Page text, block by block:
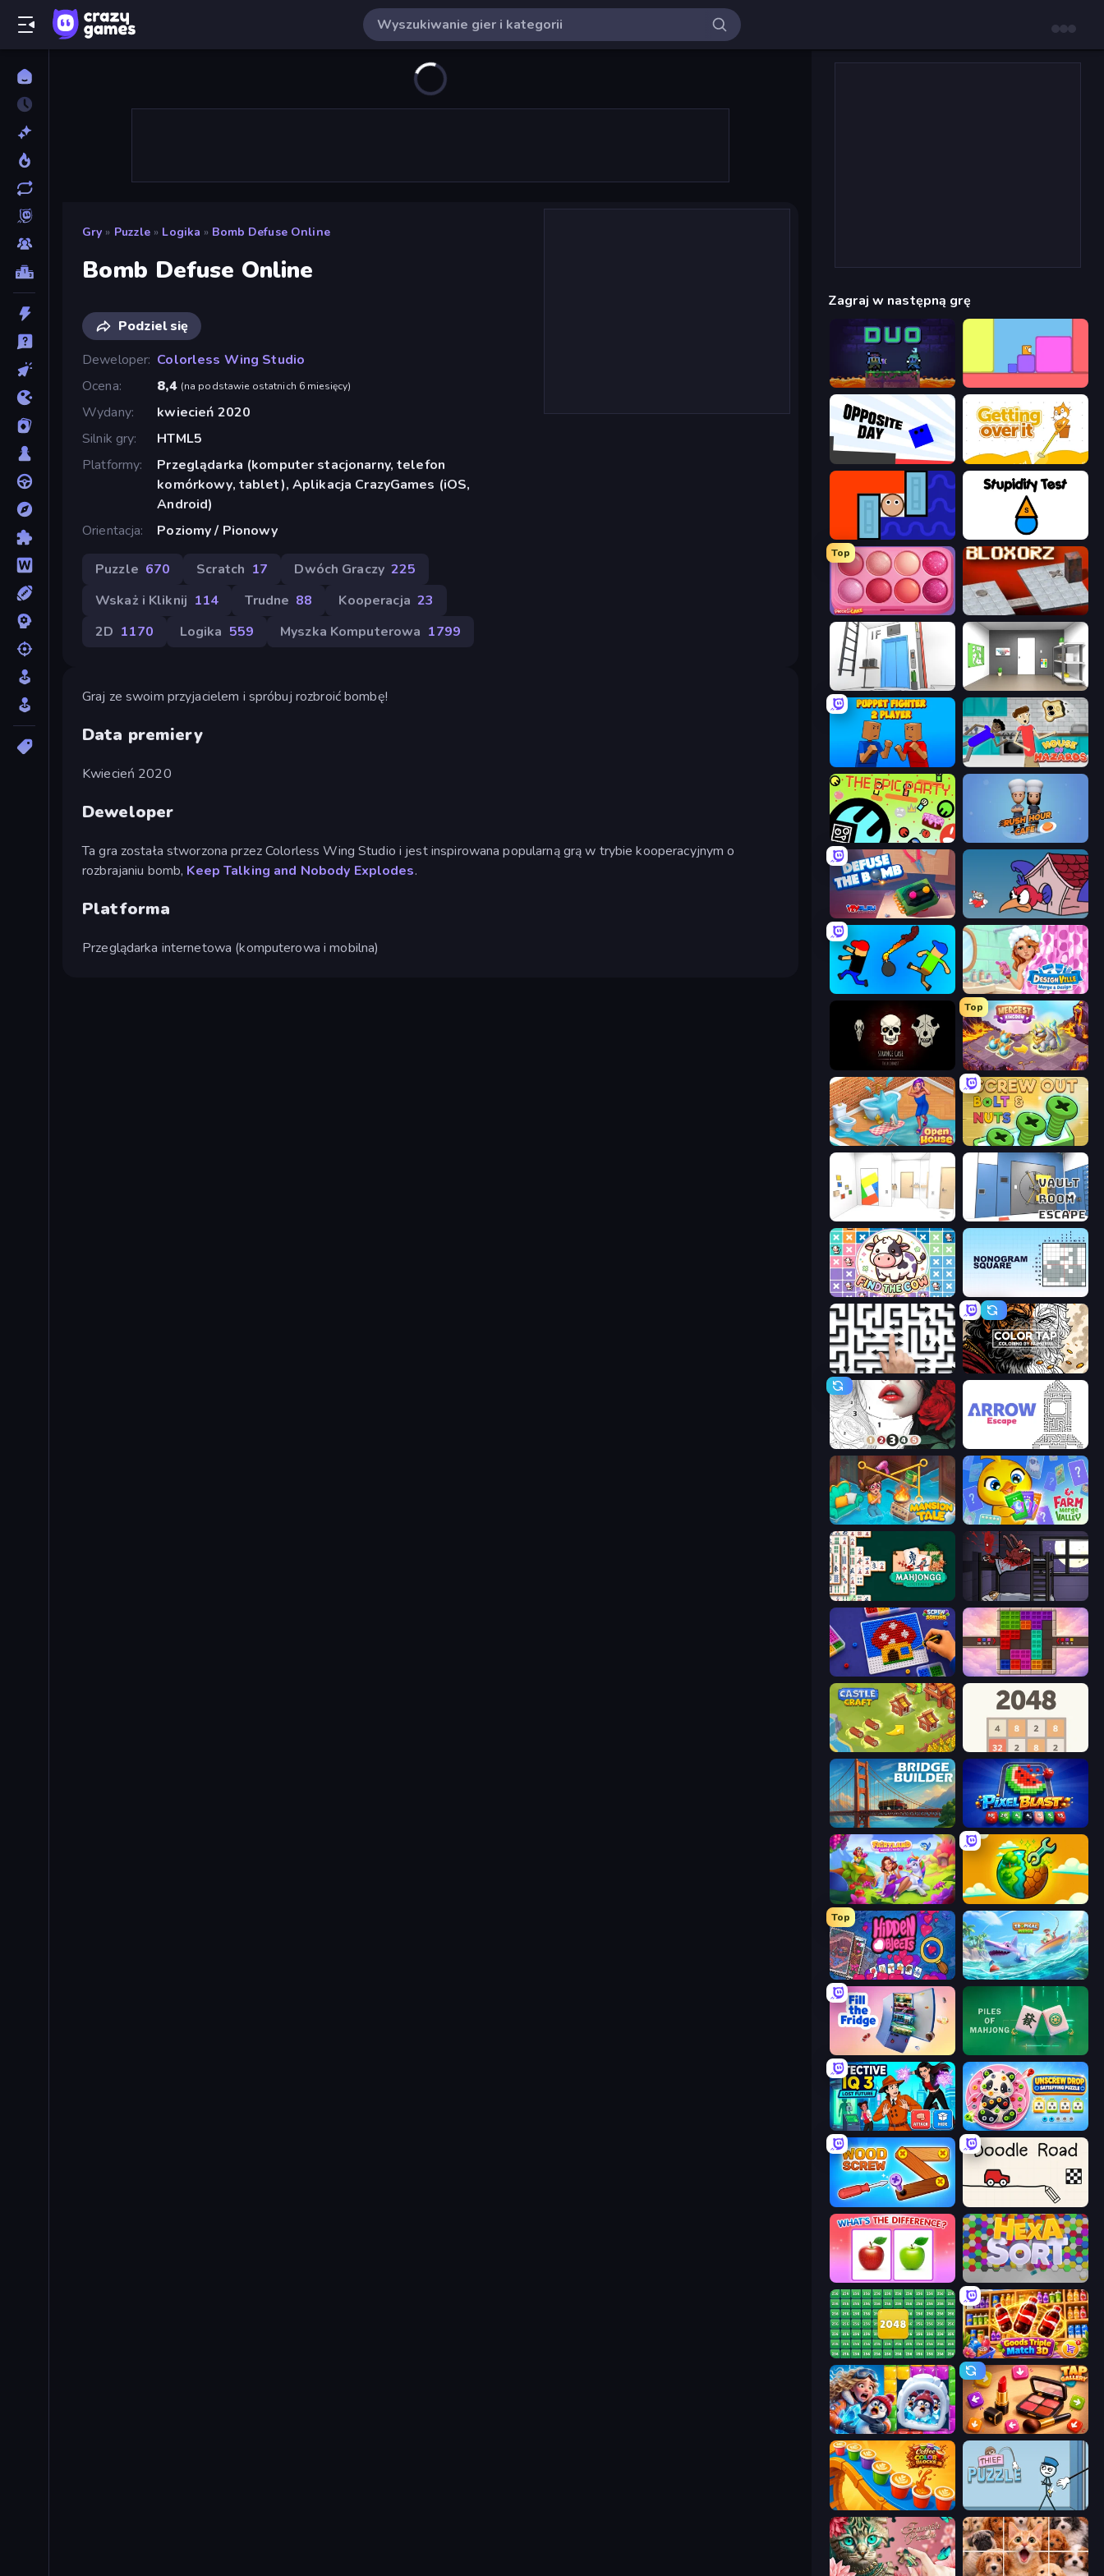
Gry » Puzzle » Logika » Bomb Defuse Online
Bomb Defuse Online
Podziel się
Deweloper Colorless Wing Studio
Ocena
8,4 (na podstawie ostatnich 6 miesięcy)
Wydany
kwiecień 2020
Silnik gry
HTML5
Platformy
Przeglądarka (komputer stacjonarny, telefon
komórkowy, tablet), Aplikacja CrazyGames (iOS,
Android)
Orientacja
Poziomy / Pionowy
Puzzle 670 Scratch 17 Dwóch Graczy 225
Wskaż i Kliknij 114 Trudne 88 Kooperacja 23
2D 1170 Logika 559 Myszka Komputerowa 1799
Graj ze swoim przyjacielem i spróbuj rozbroić bombę!
Data premiery
Kwiecień 2020
Deweloper
Ta gra została stworzona przez Colorless Wing Studio i jest inspirowana popularną grą w trybie kooperacyjnym o
rozbrajaniu bomb, Keep Talking and Nobody Explodes.
Platforma
Przeglądarka internetowa (komputerowa i mobilna)
Zagraj w następną grę
Duo
Opposite Day Getting Over It
Lava and Aqua Stupidity Test
Top
Piece of Cake: Merge and Bake Bloxorz
Elevator Room Escape Paint Room Escape
Puppet Fighter 2 Player House of Hazards
The Epic Party Rush Hour Cafe
Defuse the Bomb 3D Cuphead
Mini-Caps: Bombs Designville: Merge & Design
Top
Mergest Kingdom
Open House Screw Out: Bolts and Nuts
Mirror Room Escape Vault Room Escape
Find The Cow
Arrow Escape: Puzzle Color Tap: Coloring by Numbers
Numicolor Arrow Escape
Mansion Tale: Merge Secrets Farm Merge Valley
Mahjongg Solitaire The Visitor
Screw Sorting Color Cube Puzzle
Castle Craft 2048
Bridge Builder Pixel Blast
Fairyland Merge & Magic Land Explorers: Merge & Build
Top
Hidden Objects Tropical Merge
Fill The Fridge Piles of Mahjong
Detective IQ 3 Unscrew Drop: Satisfying Puzzle
Wood Screw: Bolts Puzzle
What's The Difference?
2048 Merge Blocks Goods Triple Match 3D
Captain Blast Tap Gallery
Coffee Color Blocks Thief Puzzle